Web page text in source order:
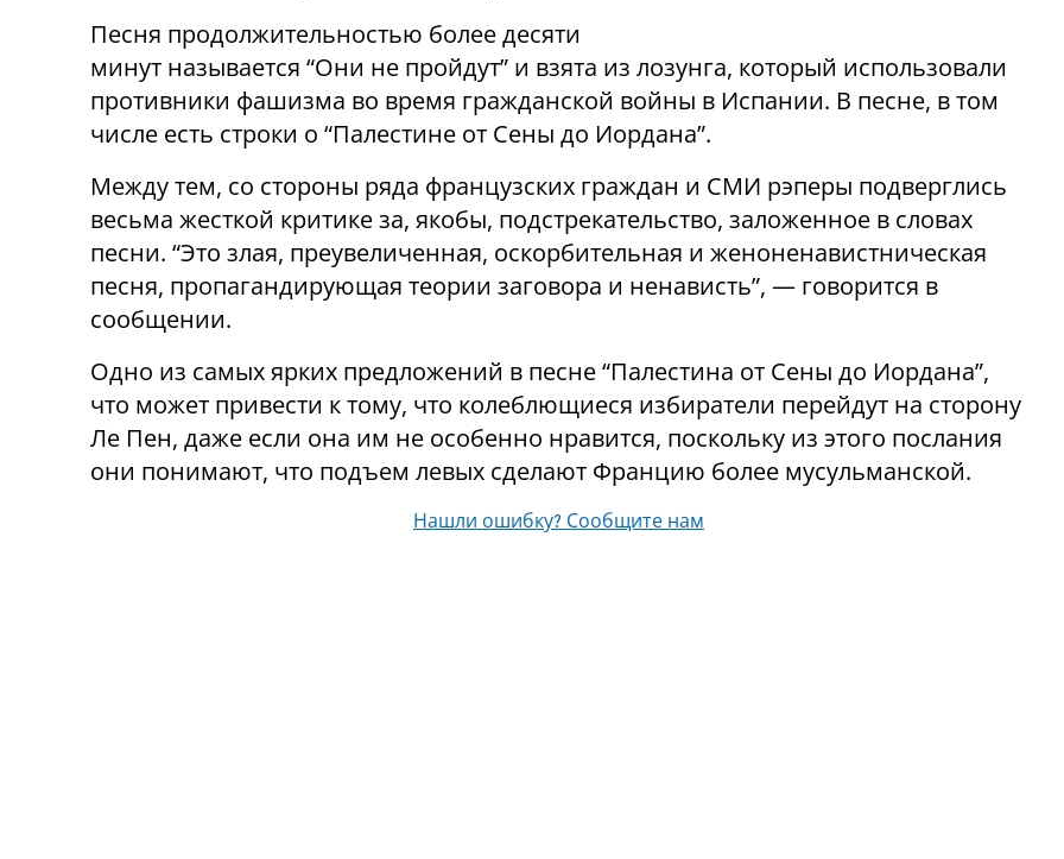
Песня продолжительностью более десяти
минут называется “Они не пройдут” и взята из лозунга, который использовали
противники фашизма во время гражданской войны в Испании. В песне, в том
числе есть строки о “Палестине от Сены до Иордана”.
Между тем, со стороны ряда французских граждан и СМИ рэперы подверглись
весьма жесткой критике за, якобы, подстрекательство, заложенное в словах
песни. “Это злая, преувеличенная, оскорбительная и женоненавистническая
песня, пропагандирующая теории заговора и ненависть”, — говорится в
сообщении.
Одно из самых ярких предложений в песне “Палестина от Сены до Иордана”,
что может привести к тому, что колеблющиеся избиратели перейдут на сторону
Ле Пен, даже если она им не особенно нравится, поскольку из этого послания
они понимают, что подъем левых сделают Францию ​​более мусульманской.
Нашли ошибку? Сообщите нам